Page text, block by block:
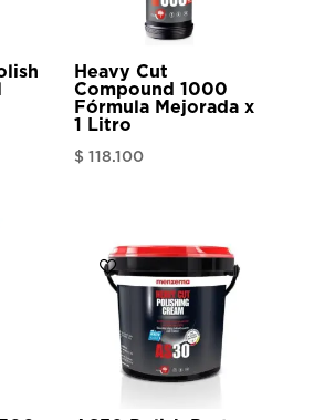
Heavy Cut
Compound 1000
Fórmula Mejorada x
1 Litro
$ 118.100